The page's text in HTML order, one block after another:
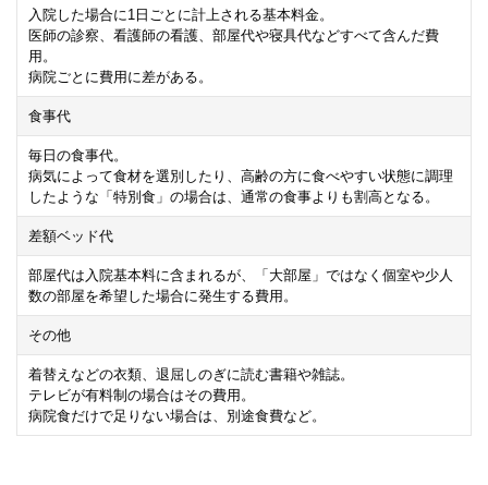
入院した場合に1 日ごとに計上される基本料金。
医師の診察、看護師の看護、部屋代や寝具代などすべて含んだ費
用。
病院ごとに費用に差がある。
食事代
毎日の食事代。
病気によって食材を選別したり、高齢の方に食べやすい状態に調理
したような「特別食」の場合は、通常の食事よりも割高となる。
差額ベッド代
部屋代は入院基本料に含まれるが、「大部屋」ではなく個室や少人
数の部屋を希望した場合に発生する費用。
その他
着替えなどの衣類、退屈しのぎに読む書籍や雑誌。
テレビが有料制の場合はその費用。
病院食だけで足りない場合は、別途食費など。